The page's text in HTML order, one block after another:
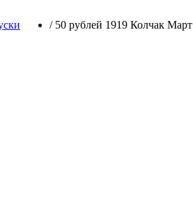
/ 50 рублей 1919 Колчак Март